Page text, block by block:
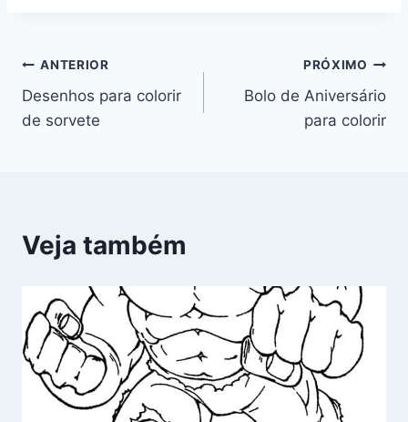
Navegação
de
ANTERIOR
Desenhos para colorir
de sorvete
PRÓXIMO
Bolo de Aniversário
para colorir
Veja também